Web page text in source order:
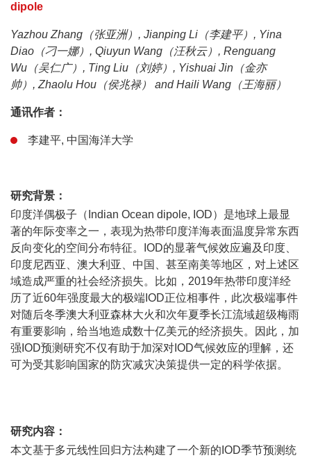
dipole
Yazhou Zhang（张亚洲）, Jianping Li（李建平）, Yina
Diao（刁一娜）, Qiuyun Wang（汪秋云）, Renguang
Wu（吴仁广）, Ting Liu（刘婷）, Yishuai Jin（金亦
帅）, Zhaolu Hou（侯兆禄） and Haili Wang（王海丽）
通讯作者：
李建平, 中国海洋大学
研究背景：
印度洋偶极子（Indian Ocean dipole, IOD）是地球上最显
著的年际变率之一，表现为热带印度洋海表面温度异常东西
反向变化的空间分布特征。IOD的显著气候效应遍及印度、
印度尼西亚、澳大利亚、中国、甚至南美等地区，对上述区
域造成严重的社会经济损失。比如，2019年热带印度洋经
历了近60年强度最大的极端IOD正位相事件，此次极端事件
对随后冬季澳大利亚森林大火和次年夏季长江流域超级梅雨
有重要影响，给当地造成数十亿美元的经济损失。因此，加
强IOD预测研究不仅有助于加深对IOD气候效应的理解，还
可为受其影响国家的防灾减灾决策提供一定的科学依据。
研究内容：
本文基于多元线性回归方法构建了一个新的IOD季节预测统